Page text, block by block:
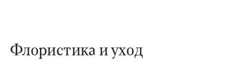
Флористика и уход